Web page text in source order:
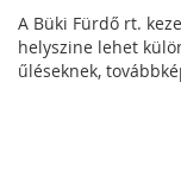
A Büki Fürdő rt.
helyszine lehet
űléseknek,